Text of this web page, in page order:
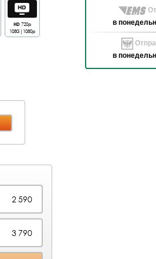
HD720p
1080i|1080p
в
в
2 590
3 790